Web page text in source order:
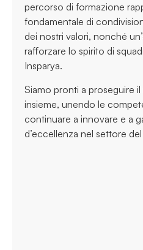
percorso di formazione
fondamentale di
dei nostri valori, nonché
rafforzare lo spirito di
Insparya.
Siamo pronti a proseguire
insieme, unendo le
continuare a innovare e a
d’eccellenza nel settore